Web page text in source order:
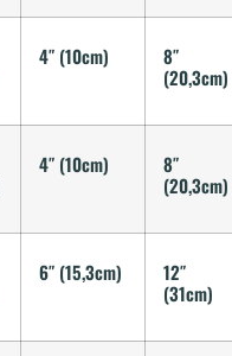
4″ (10cm)
8″
(20,3cm)
4″ (10cm)
8″
(20,3cm)
6″ (15,3cm)
12″
(31cm)